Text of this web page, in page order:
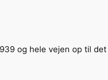
og hele vejen op til